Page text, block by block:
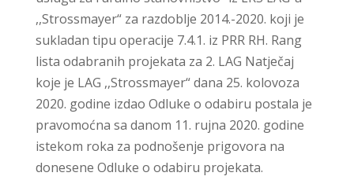
,,Strossmayer“ za razdoblje 2014.-2020. koji je
sukladan tipu operacije 7.4.1. iz PRR RH. Rang
lista odabranih projekata za 2. LAG Natječaj
koje je LAG ,,Strossmayer“ dana 25. kolovoza
2020. godine izdao Odluke o odabiru postala je
pravomoćna sa danom 11. rujna 2020. godine
istekom roka za podnošenje prigovora na
donesene Odluke o odabiru projekata.